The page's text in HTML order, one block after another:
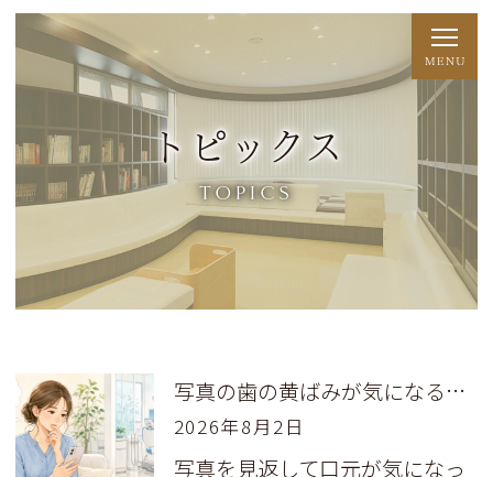
トピックス
TOPICS
写真の歯の黄ばみが気になる方へ！原因と受診前の準備を解説
2026年8月2日
写真を見返して口元が気になっ